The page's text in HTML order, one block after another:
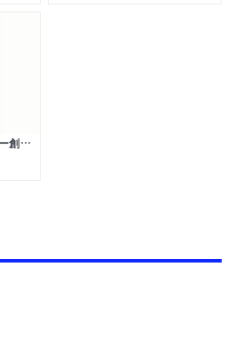
７日でできるキャラクター創作入門